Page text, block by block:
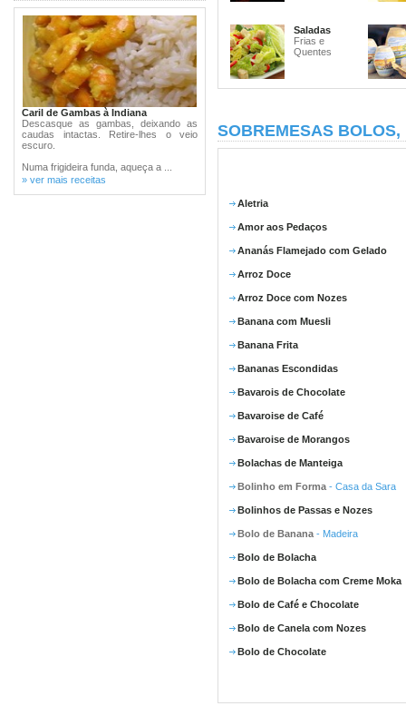
Caril de Gambas à Indiana
Descasque as gambas, deixando as
caudas intactas. Retire-lhes o veio
escuro.
Numa frigideira funda, aqueça a ...
» ver mais receitas
Saladas
Frias e
Quentes
SOBREMESAS
Aletria
Amor aos Pedaços
Ananás Flamejado com Gelado
Arroz Doce
Arroz Doce com Nozes
Banana com Muesli
Banana Frita
Bananas Escondidas
Bavarois de Chocolate
Bavaroise de Café
Bavaroise de Morangos
Bolachas de Manteiga
Bolinho em Forma - Casa da Sara
Bolinhos de Passas e Nozes
Bolo de Banana - Madeira
Bolo de Bolacha
Bolo de Bolacha com Creme Moka
Bolo de Café e Chocolate
Bolo de Canela com Nozes
Bolo de Chocolate